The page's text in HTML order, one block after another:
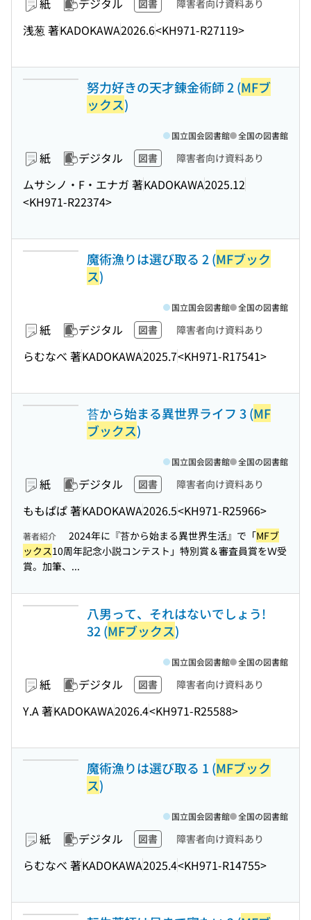
紙 デジタル 図書 障害者向け資料あり
浅葱 著KADOKAWA2026.6<KH971-R27119>
努力好きの天才錬金術師 2 (MFブ
ックス)
紙 デジタル 図書 障害者向け資料あり
ムサシノ・F・エナガ 著KADOKAWA2025.12
<KH971-R22374>
国立国会図書館 全国の図書館
魔術漁りは選び取る 2 (MFブック
ス)
紙 デジタル 図書 障害者向け資料あり
らむなべ 著KADOKAWA2025.7<KH971-R17541>
国立国会図書館 全国の図書館
苔から始まる異世界ライフ 3 (MF
ブックス)
紙 デジタル 図書 障害者向け資料あり
ももぱぱ 著KADOKAWA2026.5<KH971-R25966>
国立国会図書館 全国の図書館
著者紹介 2024年に『苔から始まる異世界生活』で「MFブ
ックス10周年記念小説コンテスト」特別賞＆審査員賞をＷ受
賞。加筆、...
八男って、それはないでしょう!
32 (MFブックス)
紙 デジタル 図書 障害者向け資料あり
Y.A 著KADOKAWA2026.4<KH971-R25588>
国立国会図書館 全国の図書館
魔術漁りは選び取る 1 (MFブック
ス)
紙 デジタル 図書 障害者向け資料あり
らむなべ 著KADOKAWA2025.4<KH971-R14755>
国立国会図書館 全国の図書館